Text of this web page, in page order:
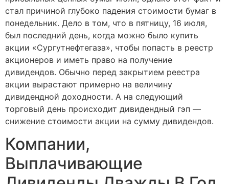
стал причиной глубоко падения стоимости бумаг в
понедельник. Дело в том, что в пятницу, 16 июля,
был последний день, когда можно было купить
акции «Сургутнефтегаза», чтобы попасть в реестр
акционеров и иметь право на получение
дивидендов. Обычно перед закрытием реестра
акции вырастают примерно на величину
дивидендной доходности. А на следующий
торговый день происходит дивидендный гэп —
снижение стоимости акции на сумму дивидендов.
Компании,
Выплачивающие